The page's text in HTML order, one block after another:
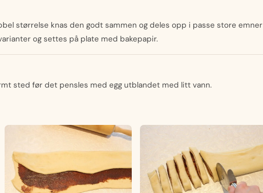
størrelse knas den godt sammen og deles opp i passe store emner
og settes på plate med bakepapir.
sted før det pensles med egg utblandet med litt vann.